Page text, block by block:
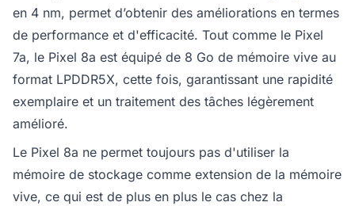
en 4 nm, permet d’obtenir des améliorations en termes
de performance et d'efficacité. Tout comme le Pixel
7a, le Pixel 8a est équipé de 8 Go de mémoire vive au
format LPDDR5X, cette fois, garantissant une rapidité
exemplaire et un traitement des tâches légèrement
amélioré.
Le Pixel 8a ne permet toujours pas d'utiliser la
mémoire de stockage comme extension de la mémoire
vive, ce qui est de plus en plus le cas chez la